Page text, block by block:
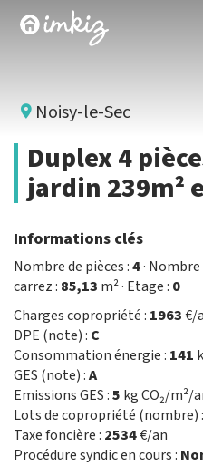
Noisy-le-Sec
Duplex 4
jardin 239m²
Informations clés
Nombre de pièces :4·
carrez : 85,13 m² · Etage : 0
Charges copropriété : 1963€/
DPE (note) : C
Consommation énergie : 141
GES (note) :A
Emissions GES :5 kg CO₂/m²/
Lots de copropriété (nombre) :
Taxe foncière : 2534€/an
Procédure syndic en cours :